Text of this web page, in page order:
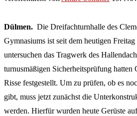
Dülmen. Die Dreifachturnhalle des
Gymnasiums ist seit dem heutigen
untersuchen das Tragwerk des
turnusmäßigen Sicherheitsprüfung hatten
Risse festgestellt. Um zu prüfen, ob es
gibt, muss jetzt zunächst die
werden. Hierfür wurden heute Gerüste